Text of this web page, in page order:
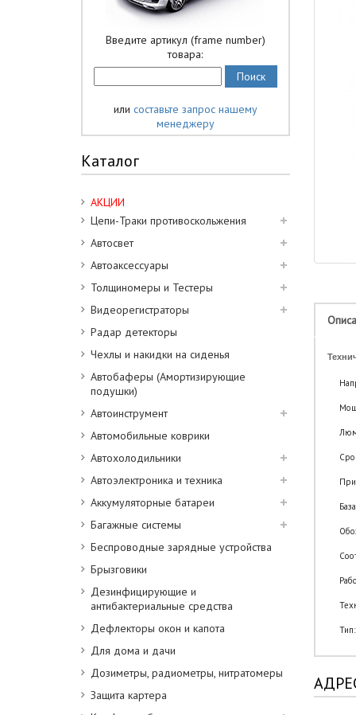
Введите артикул (frame number)
товара:
или составьте запрос нашему
менеджеру
Каталог
АКЦИИ
Цепи-Траки противоскольжения
Автосвет
Автоаксессуары
Толщиномеры и Тестеры
Видеорегистраторы
Радар детекторы
Чехлы и накидки на сиденья
Автобаферы (Амортизирующие
подушки)
Автоинструмент
Автомобильные коврики
Автохолодильники
Автоэлектроника и техника
Аккумуляторные батареи
Багажные системы
Беспроводные зарядные устройства
Брызговики
Дезинфицирующие и
антибактериальные средства
Дефлекторы окон и капота
Для дома и дачи
Дозиметры, радиометры, нитратомеры
Защита картера